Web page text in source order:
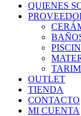
QUIENES
OUTLET
TIENDA
CONTACTO
MI CUENTA